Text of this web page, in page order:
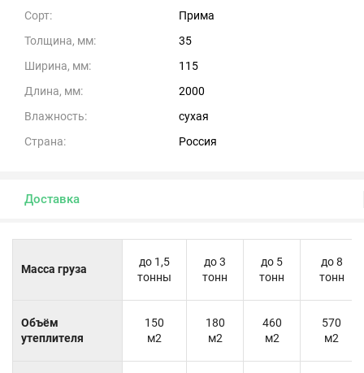
Сорт:
Прима
Толщина, мм:
35
Ширина, мм:
115
Длина, мм:
2000
Влажность:
сухая
Страна:
Россия
Доставка
Масса груза
до 1,5
тонны
до 3
тонн
до 5
тонн
до 8
тонн
Объём
утеплителя
150
м2
180
м2
460
м2
570
м2